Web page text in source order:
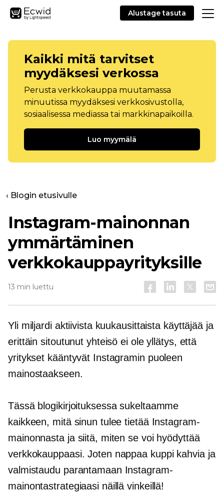
Alustage tasuta
Kaikki mitä tarvitset
myydäksesi verkossa
Perusta verkkokauppa muutamassa
minuutissa myydäksesi verkkosivustolla,
sosiaalisessa mediassa tai markkinapaikoilla.
Luo myymälä
‹ Blogin etusivulle
Instagram-mainonnan
ymmärtäminen
verkkokauppayrityksille
13 min luettu
Yli miljardi aktiivista kuukausittaista käyttäjää ja
erittäin sitoutunut yhteisö ei ole yllätys, että
yritykset kääntyvät Instagramin puoleen
mainostaakseen.
Tässä blogikirjoituksessa sukeltaamme
kaikkeen, mitä sinun tulee tietää Instagram-
mainonnasta ja siitä, miten se voi hyödyttää
verkkokauppaasi. Joten nappaa kuppi kahvia ja
valmistaudu parantamaan Instagram-
mainontastrategiaasi näillä vinkeillä!